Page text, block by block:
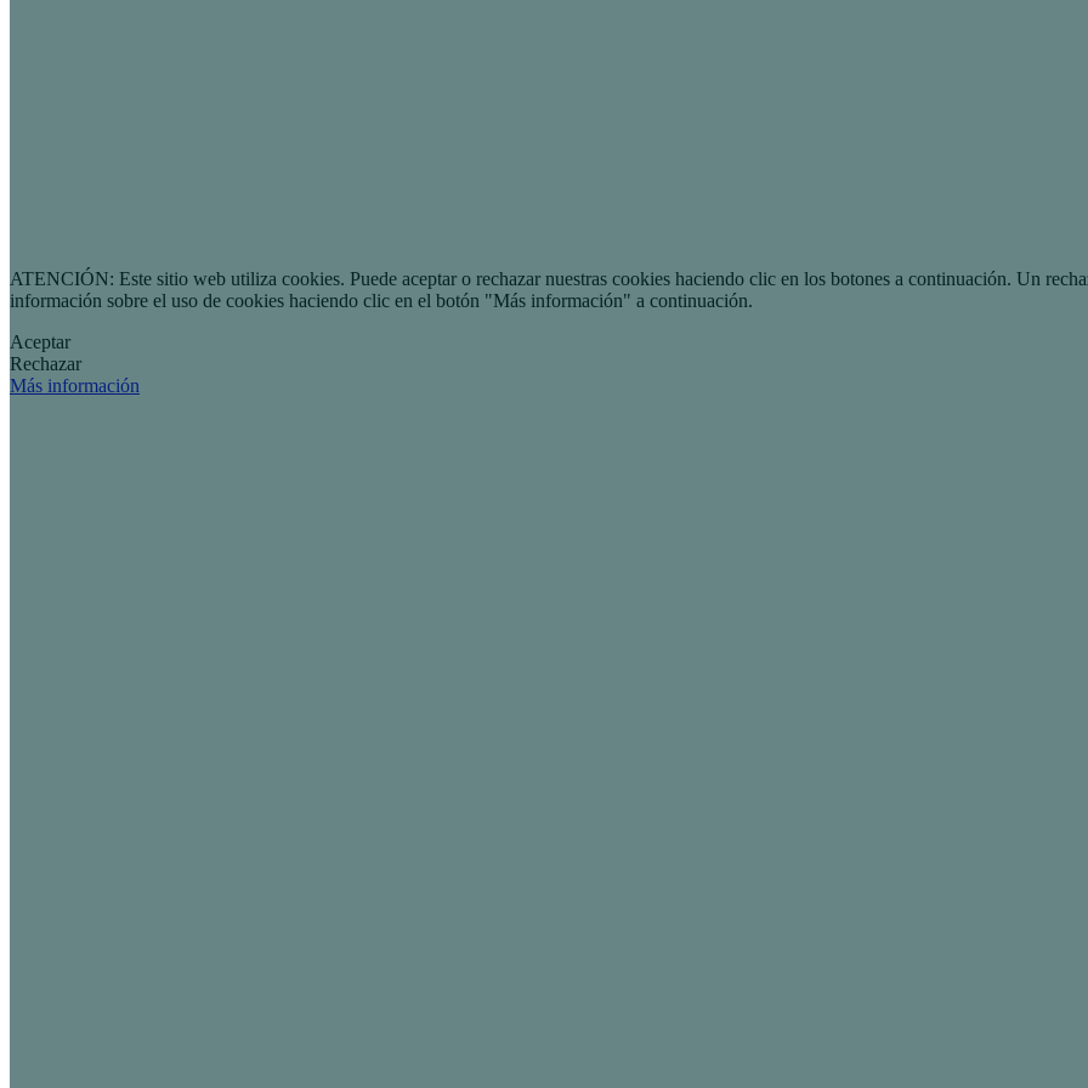
ATENCIÓN: Este sitio web utiliza cookies. Puede aceptar o rechazar nuestras cookies haciendo clic en los botones a continuación. Un
información sobre el uso de cookies haciendo clic en el botón "Más información" a continuación.
Aceptar
Rechazar
Más información